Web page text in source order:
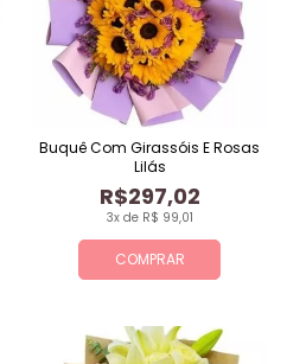
COMPRAR
3x de R$ 99,01
R$297,02
Buquê Com Girassóis E Rosas
Lilás